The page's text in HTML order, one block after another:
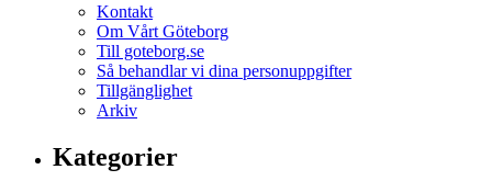
Kontakt
Om Vårt Göteborg
Till goteborg.se
Så behandlar vi dina personuppgifter
Tillgänglighet
Arkiv
Kategorier